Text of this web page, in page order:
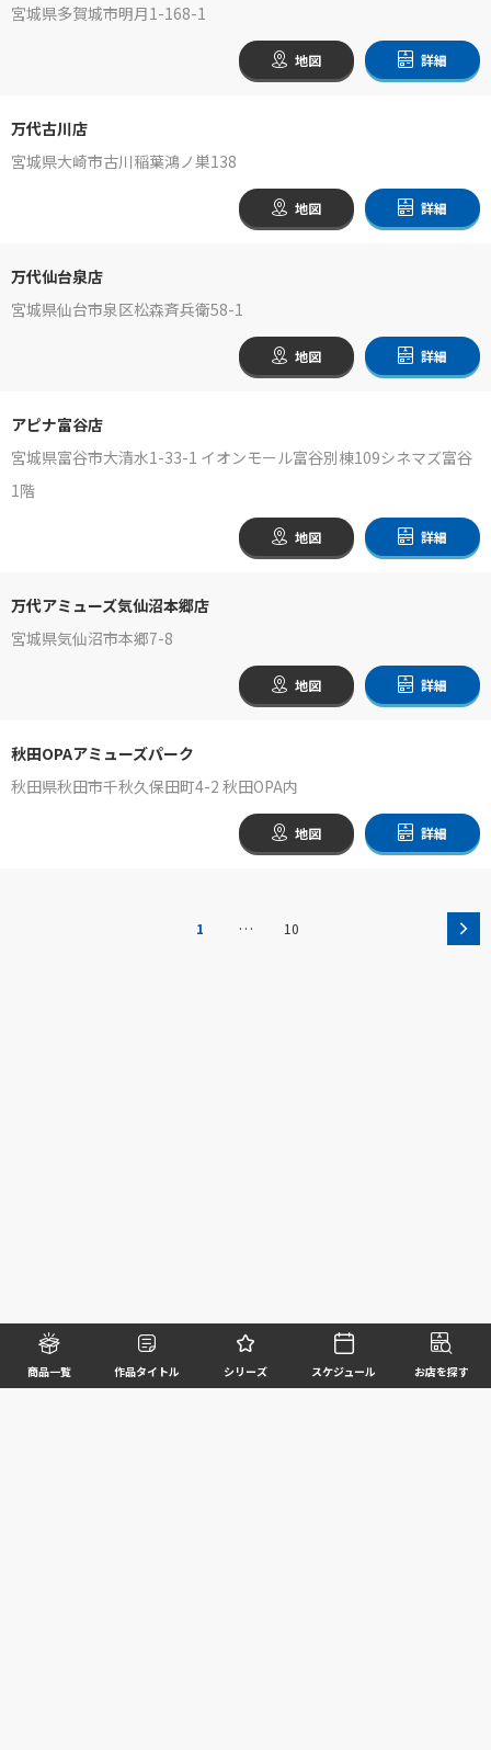
商品一覧 作品タイトル シリーズ スケジュール お店を探す
宮城県多賀城市明月1-168-1
地図 詳細
万代古川店
宮城県大崎市古川稲葉鴻ノ巣138
地図 詳細
万代仙台泉店
宮城県仙台市泉区松森斉兵衛58-1
地図 詳細
アピナ富谷店
宮城県富谷市大清水1-33-1 イオンモール富谷別棟109シネマズ富谷
1階
地図 詳細
万代アミューズ気仙沼本郷店
宮城県気仙沼市本郷7-8
地図 詳細
秋田OPAアミューズパーク
秋田県秋田市千秋久保田町4-2 秋田OPA内
地図 詳細
1 … 10